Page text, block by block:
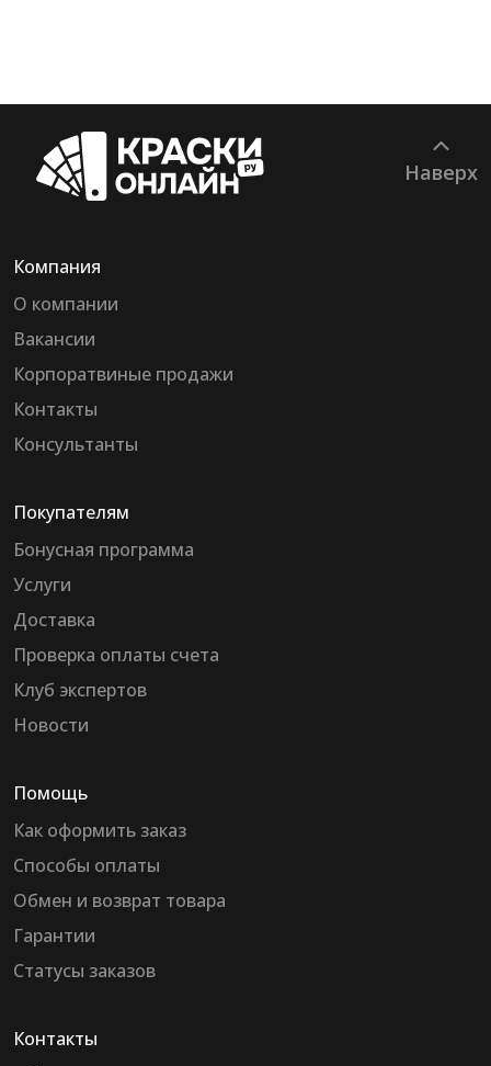
Наверх
Компания
О компании
Вакансии
Корпоратвиные продажи
Контакты
Консультанты
Покупателям
Бонусная программа
Услуги
Доставка
Проверка оплаты счета
Клуб экспертов
Новости
Помощь
Как оформить заказ
Способы оплаты
Обмен и возврат товара
Гарантии
Статусы заказов
Контакты